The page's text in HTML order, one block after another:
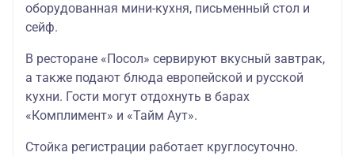
оборудованная мини-кухня, письменный стол и
сейф.
В ресторане «Посол» сервируют вкусный завтрак,
а также подают блюда европейской и русской
кухни. Гости могут отдохнуть в барах
«Комплимент» и «Тайм Аут».
Стойка регистрации работает круглосуточно.